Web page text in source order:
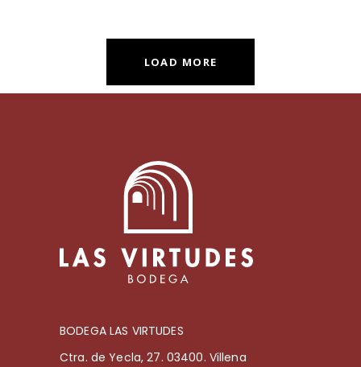
LOAD MORE
BODEGA LAS VIRTUDES
Ctra. de Yecla, 27. 03400. Villena